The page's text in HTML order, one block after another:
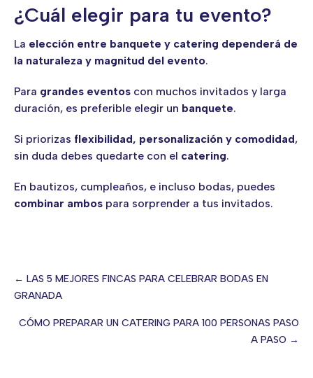
¿Cuál elegir para tu evento?
La elección entre banquete y catering dependerá de
la naturaleza y magnitud del evento.
Para grandes eventos con muchos invitados y larga
duración, es preferible elegir un banquete.
Si priorizas flexibilidad, personalización y comodidad,
sin duda debes quedarte con el catering.
En bautizos, cumpleaños, e incluso bodas, puedes
combinar ambos para sorprender a tus invitados.
Posts
navigation
← LAS 5 MEJORES FINCAS PARA CELEBRAR BODAS EN
GRANADA
CÓMO PREPARAR UN CATERING PARA 100 PERSONAS PASO
A PASO →